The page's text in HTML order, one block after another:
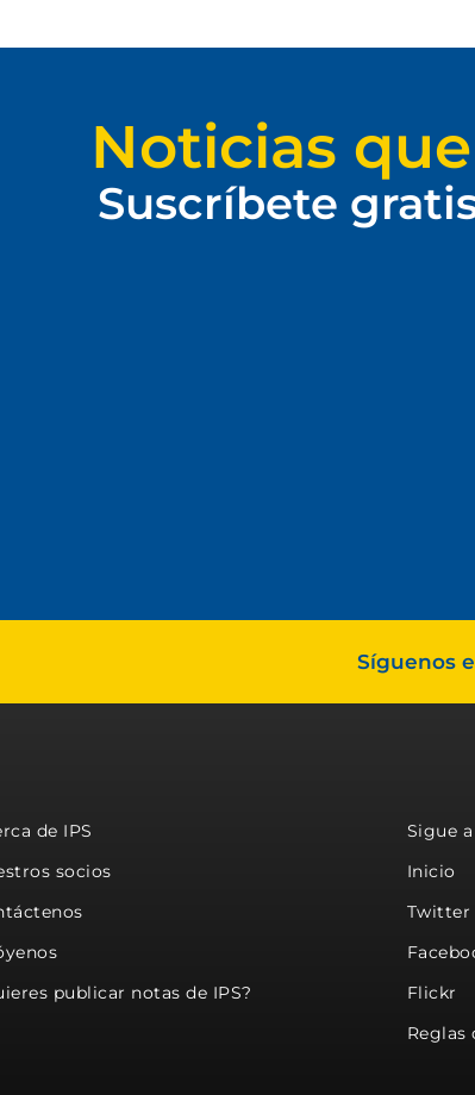
Noticias
Suscríbete
Síguenos
de IPS
socios
publicar notas de IPS?
Sigue a
Inicio
Twitter
Flickr
Reglas